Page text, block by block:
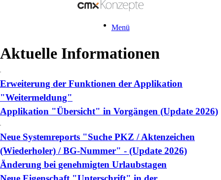
Menü
Aktuelle Informationen
Erweiterung der Funktionen der Applikation
"Weitermeldung"
Applikation "Übersicht" in Vorgängen (Update 2026)
Neue Systemreports "Suche PKZ / Aktenzeichen
(Wiederholer) / BG-Nummer" - (Update 2026)
Änderung bei genehmigten Urlaubstagen